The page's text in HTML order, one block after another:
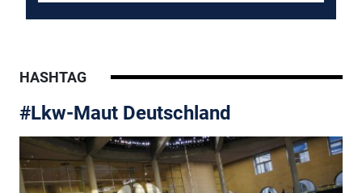
HASHTAG
#Lkw-Maut Deutschland